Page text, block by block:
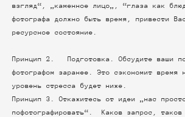
взгляд“, „каменное лицо„, “глаза как
фотографа должно быть время, привести
ресурсное состояние.
Принцип 2. Подготовка. Обсудите ваши
фотографом заранее. Это сэкономит время
уровень стресса будет ниже.
Принцип 3. Откажитесь от идеи „нас
пофотографировать“. Каков запрос,